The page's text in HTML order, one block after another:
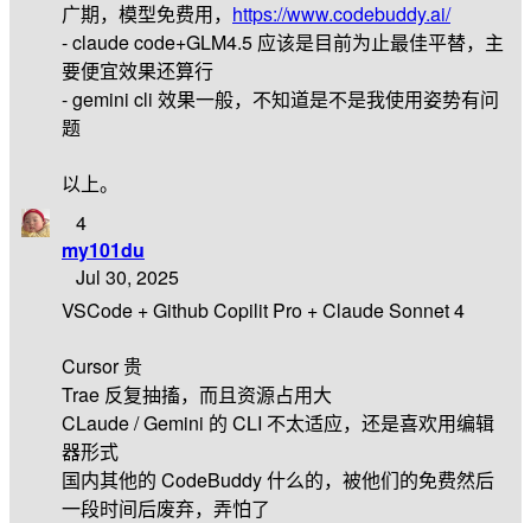
广期，模型免费用， https://www.codebuddy.ai/
- claude code+GLM4.5 应该是目前为止最佳平替，主
要便宜效果还算行
- gemini cli 效果一般，不知道是不是我使用姿势有问
题
以上。
4
my101du
Jul 30, 2025
VSCode + Github Copilit Pro + Claude Sonnet 4
Cursor 贵
Trae 反复抽搐，而且资源占用大
CLaude / Gemini 的 CLI 不太适应，还是喜欢用编辑
器形式
国内其他的 CodeBuddy 什么的，被他们的免费然后
一段时间后废弃，弄怕了